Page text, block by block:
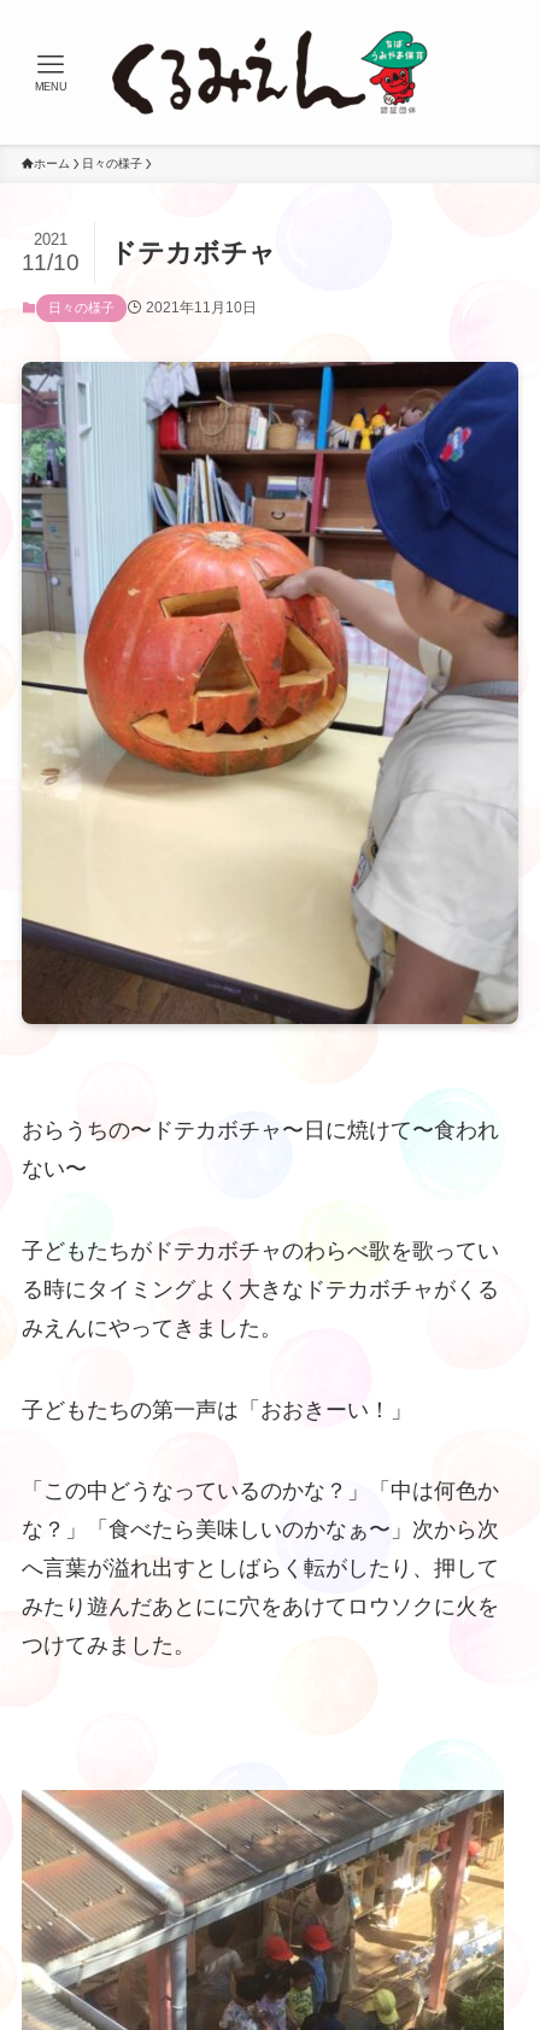
MENU
ホーム 日々の様子
ドテカボチャ
2021
11/10
日々の様子 2021年11月10日
おらうちの〜ドテカボチャ〜日に焼けて〜食われ
ない〜
子どもたちがドテカボチャのわらべ歌を歌ってい
る時にタイミングよく大きなドテカボチャがくる
みえんにやってきました。
子どもたちの第一声は「おおきーい！」
「この中どうなっているのかな？」「中は何色か
な？」「食べたら美味しいのかなぁ〜」次から次
へ言葉が溢れ出すとしばらく転がしたり、押して
みたり遊んだあとにに穴をあけてロウソクに火を
つけてみました。